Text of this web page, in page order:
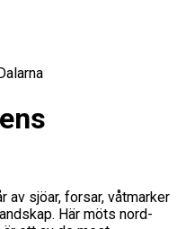
av sjöar, forsar, våtmarker
Här möts nord-